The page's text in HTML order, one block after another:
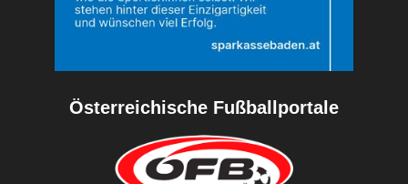
Österreichische Fußballportale